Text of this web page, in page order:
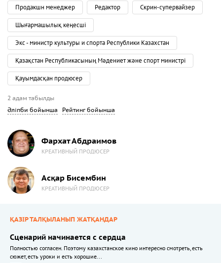
Продакшн менеджер Редактор Скрин-супервайзер
Шығармашылық кеңесші
Экс - министр культуры и спорта Республики Казахстан
Қазақстан Республикасының Мәдениет және спорт министрі
Қауымдасқан продюсер
2 адам табылды
Әліпби бойынша
Рейтинг бойынша
Фархат Абдраимов
КРЕАТИВНЫЙ ПРОДЮСЕР
Асқар Бисембин
КРЕАТИВНЫЙ ПРОДЮСЕР
ҚАЗІР ТАЛҚЫЛАНЫП ЖАТҚАНДАР
Сценарий начинается с сердца
Полностью согласен. Поэтому казахстанское кино интересно смотреть, есть
сюжет, есть уроки и есть хорошие...